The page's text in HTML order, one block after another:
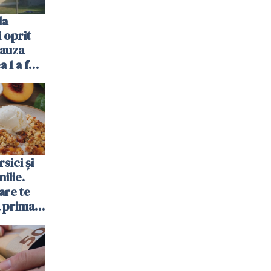
oprit
a fost
și
te
prima